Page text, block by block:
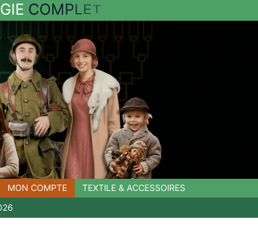
COMPLET
MON COMPTE
TEXTILE & ACCESSOIRES